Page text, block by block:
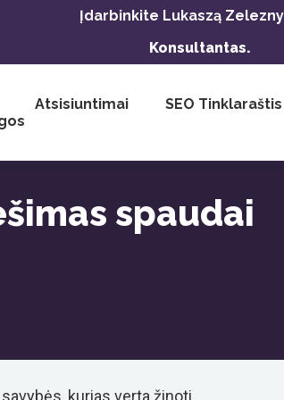
Įdarbinkite Lukaszą
Konsultantas.
Atsisiuntimai SEO Tinklaraštis
spaudai
kurias verta žinoti